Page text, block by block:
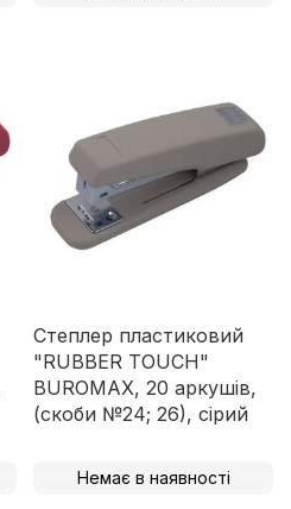
Степлер пластиковий
"RUBBER TOUCH"
BUROMAX, 20 аркушів,
(скоби №24; 26), сірий
Немає в наявності